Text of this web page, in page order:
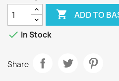
 ADD TO
 In Stock
Share